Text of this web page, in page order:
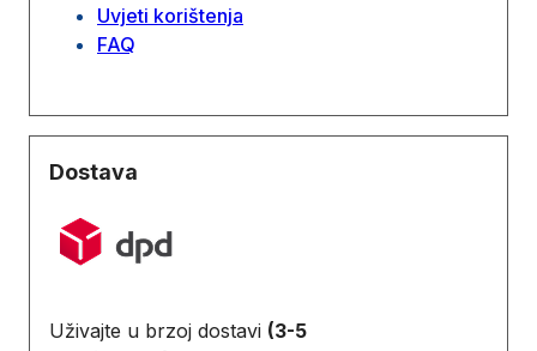
Uvjeti korištenja
FAQ
Dostava
Uživajte u brzoj dostavi (3-5